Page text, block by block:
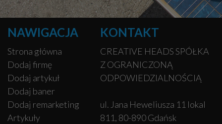
NAWIGACJA
Strona główna
Dodaj firmę
Dodaj artykuł
Dodaj baner
Dodaj remarketing
Artykuły
KONTAKT
CREATIVE HEADS SPÓŁKA
Z OGRANICZONĄ
ODPOWIEDZIALNOŚCIĄ
ul. Jana Heweliusza 11 lokal
811, 80-890 Gdańsk